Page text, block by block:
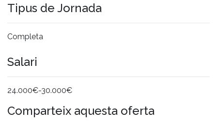
Tipus de Jornada
Completa
Salari
24.000€-30.000€
Comparteix aquesta oferta